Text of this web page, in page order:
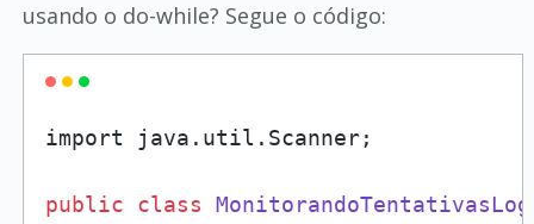
usando o do-while? Segue o código:
import java.util.Scanner;
public class